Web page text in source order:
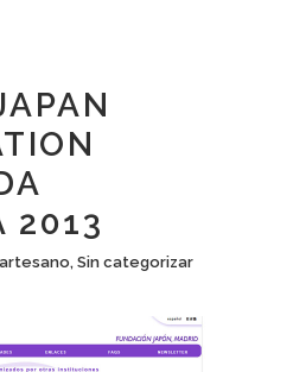
2013
artesano, Sin categorizar